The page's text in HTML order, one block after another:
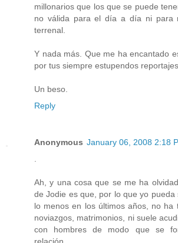
millonarios que los que se puede
no válida para el día a día ni para
terrenal.
Y nada más. Que me ha encantado
por tus siempre estupendos reportajes.
Un beso.
Reply
Anonymous January 06, 2008 2:18
Ah, y una cosa que se me ha
de Jodie es que, por lo que yo pueda
lo menos en los últimos años, no ha
noviazgos, matrimonios, ni suele
con hombres de modo que se
relación.